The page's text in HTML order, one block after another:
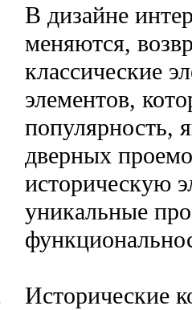
В дизайне
меняются,
классические
элементов,
популярность,
дверных
историческую
уникальные
Исторические